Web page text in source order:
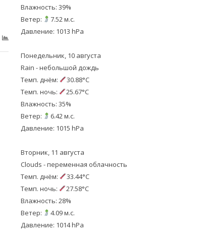
Влажность: 39%
Ветер:
7.52 м.с.
Давление: 1013 hPa
Понедельник, 10 августа
Rain - небольшой дождь
Темп. днём:
30.88°C
Темп. ночь:
25.67°C
Влажность: 35%
Ветер:
6.42 м.с.
Давление: 1015 hPa
Вторник, 11 августа
Clouds - переменная облачность
Темп. днём:
33.44°C
Темп. ночь:
27.58°C
Влажность: 28%
Ветер:
4.09 м.с.
Давление: 1014 hPa